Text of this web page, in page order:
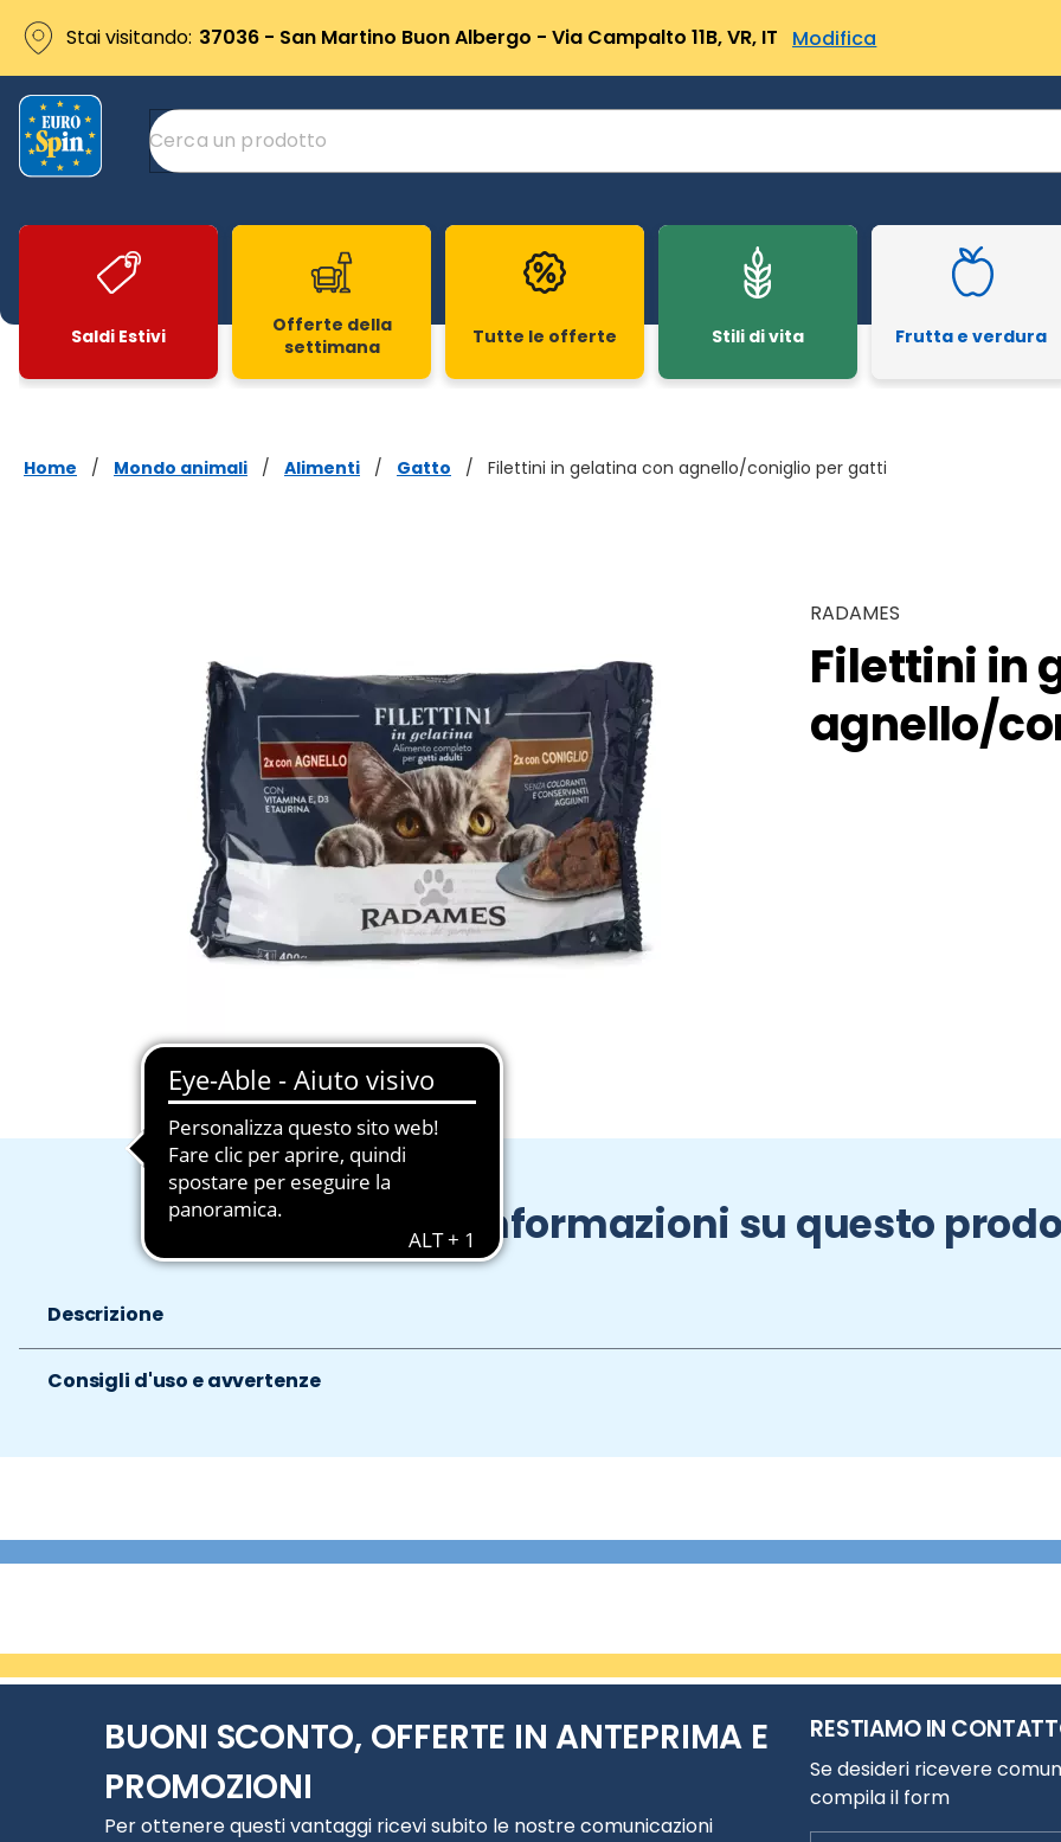
Stai visitando: 37036 - San Martino Buon Albergo - Via Campalto 11B, VR, IT Modifica
Saldi Estivi
Offerte della
settimana
Tutte le offerte Stili di vita Frutta e verdura
Home / Mondo animali / Alimenti / Gatto / Filettini in gelatina con agnello/coniglio per gatti
RADAMES
Filettini in
agnello/
Informazioni su questo
Descrizione
Consigli d'uso e avvertenze
BUONI SCONTO, OFFERTE IN ANTEPRIMA E
PROMOZIONI
Per ottenere questi vantaggi ricevi subito le nostre comunicazioni
RESTIAMO IN
Se desideri ricevere
compila il form